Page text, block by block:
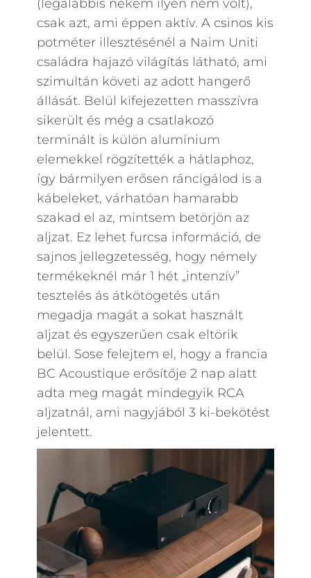
(legalábbis nekem ilyen nem volt),
csak azt, ami éppen aktív. A csinos kis
potméter illesztésénél a Naim Uniti
családra hajazó világítás látható, ami
szimultán követi az adott hangerő
állását. Belül kifejezetten masszívra
sikerült és még a csatlakozó
terminált is külön alumínium
elemekkel rögzítették a hátlaphoz,
így bármilyen erősen ráncigálod is a
kábeleket, várhatóan hamarabb
szakad el az, mintsem betörjön az
aljzat. Ez lehet furcsa információ, de
sajnos jellegzetesség, hogy némely
termékeknél már 1 hét „intenzív”
tesztelés ás átkötögetés után
megadja magát a sokat használt
aljzat és egyszerűen csak eltörik
belül. Sose felejtem el, hogy a francia
BC Acoustique erősítője 2 nap alatt
adta meg magát mindegyik RCA
aljzatnál, ami nagyjából 3 ki-bekötést
jelentett.